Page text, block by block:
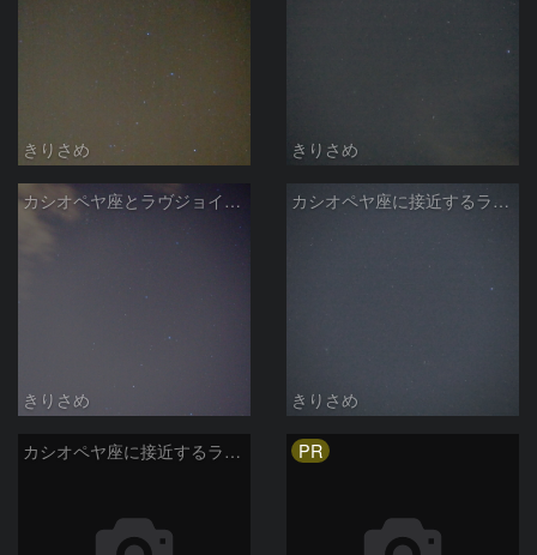
きりさめ きりさめ
カシオペヤ座とラヴジョイ彗星
きりさめ
カシオペヤ座に接近するラヴジョイ彗星
きりさめ
カシオペヤ座に接近するラヴジョイ彗星 PR